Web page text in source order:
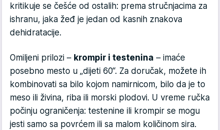
kritikuje se češće od ostalih: prema stručnjacima za
ishranu, jaka žeđ je jedan od kasnih znakova
dehidratacije.
Omiljeni prilozi – krompir i testenina – imaće
posebno mesto u „dijeti 60“. Za doručak, možete ih
kombinovati sa bilo kojom namirnicom, bilo da je to
meso ili živina, riba ili morski plodovi. U vreme ručka
počinju ograničenja: testenine ili krompir se mogu
jesti samo sa povrćem ili sa malom količinom sira.